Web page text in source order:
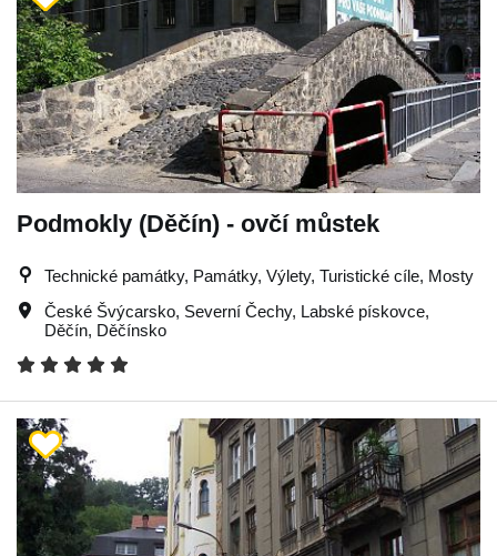
Podmokly (Děčín) - ovčí můstek
Technické památky, Památky, Výlety, Turistické cíle, Mosty
České Švýcarsko, Severní Čechy, Labské pískovce,
Děčín, Děčínsko